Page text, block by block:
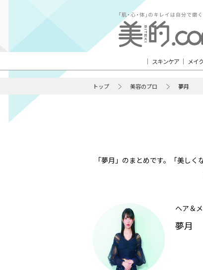
スキンケア メイ
トップ 美容のプロ 夢月
「夢月」のまとめです。「美し
ヘア＆
夢月